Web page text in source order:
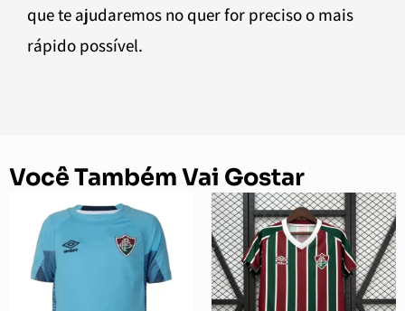
que te ajudaremos no quer for preciso o mais
rápido possível.
Você Também Vai Gostar